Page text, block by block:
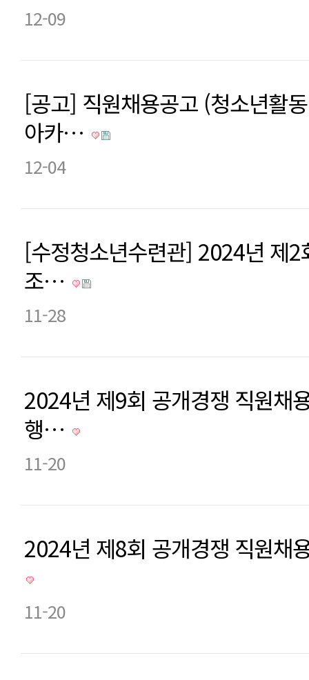
12-09
[공고] 직원채용공고 (청소년활
아카…
12-04
[수정청소년수련관] 2024년 제2
조…
11-28
2024년 제9회 공개경쟁 직원채
행…
11-20
2024년 제8회 공개경쟁 직원채
11-20